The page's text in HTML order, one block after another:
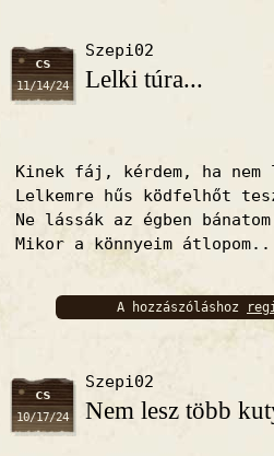
cs
11/14/24
Szepi02
Lelki túra...
Kinek fáj, kérdem, ha nem
Lelkemre hűs ködfelhőt
Ne lássák az égben
Mikor a könnyeim
A hozzászóláshoz
cs
10/17/24
Szepi02
Nem lesz több